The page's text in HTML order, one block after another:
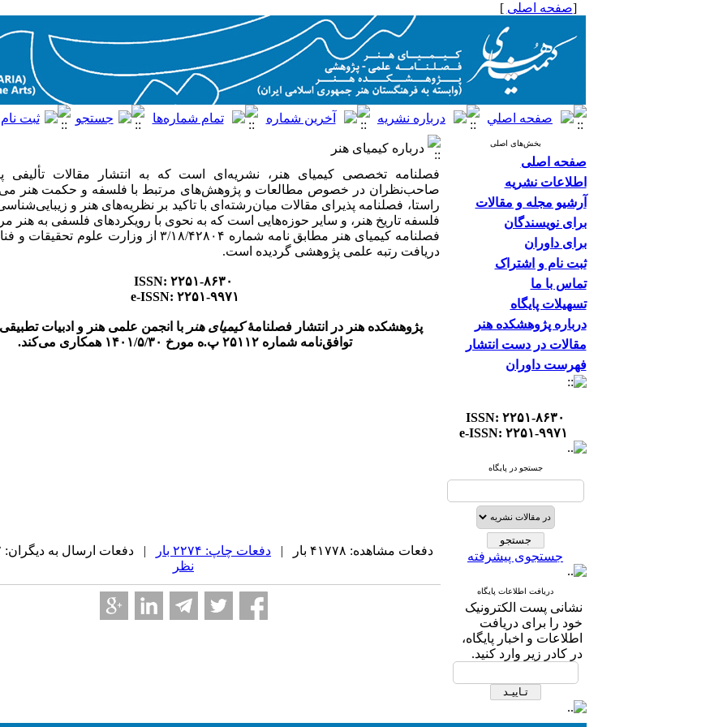
[صفحه اصلی ]
بخش‌های اصلی
صفحه اصلی
اطلاعات نشریه
آرشیو مجله و مقالات
برای نویسندگان
برای داوران
ثبت نام و اشتراک
تماس با ما
تسهیلات پایگاه
درباره پژوهشکده هنر
مقالات در دست انتشار
فهرست داوران
ISSN: ۲۲۵۱-۸۶۳۰
e-ISSN: ۲۲۵۱-۹۹۷۱
جستجو در پایگاه
جستجوی پیشرفته
دریافت اطلاعات پایگاه
نشانی پست الکترونیک
خود را برای دریافت
اطلاعات و اخبار پایگاه،
در کادر زیر وارد کنید.
درباره کیمیای هنر
فصلنامه تخصصی کیمیای هنر، نشریه‌ای است که به انتشار مقالات تألیفی
صاحب‌نظران در خصوص مطالعات و پژوهش‌های مرتبط با فلسفه و حکمت هنر
راستا، فصلنامه پذیرای مقالات میان‌رشته‌ای با تاکید بر نظریه‌های هنر و
فلسفه تاریخ هنر، و سایر حوزه‌هایی است که به نحوی با رویکردهای فلسفی به هنر
فصلنامه کیمیای هنر مطابق نامه شماره ۳/۱۸/۴۲۸۰۴ از وزارت
دریافت رتبه علمی پژوهشی گردیده است.
ISSN: ۲۲۵۱-۸۶۳۰
e-ISSN: ۲۲۵۱-۹۹۷۱
پژوهشکده هنر در انتشار فصلنامهٔکیمیای هنر با انجمن علمی هنر و ادبیات
توافق‌نامه شماره ۲۵۱۱۲ پ.ه مورخ ۱۴۰۱/۵/۳۰ همکاری می‌کند.
دفعات مشاهده: ۴۱۷۷۸ بار | دفعات چاپ: ۲۲۷۴ بار
| دفعات ارسال به دیگران: ۱۰۲ بار |
نظر